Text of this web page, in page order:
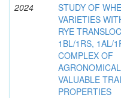
2024
STUDY OF
VARIETIES
RYE
1BL/1RS, 1AL/
COMPLEX OF
VALUABLE
PROPERTIES